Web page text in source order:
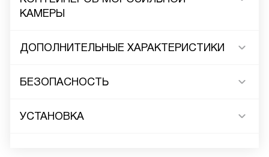
КАМЕРЫ
ДОПОЛНИТЕЛЬНЫЕ ХАРАКТЕРИСТИКИ
БЕЗОПАСНОСТЬ
УСТАНОВКА